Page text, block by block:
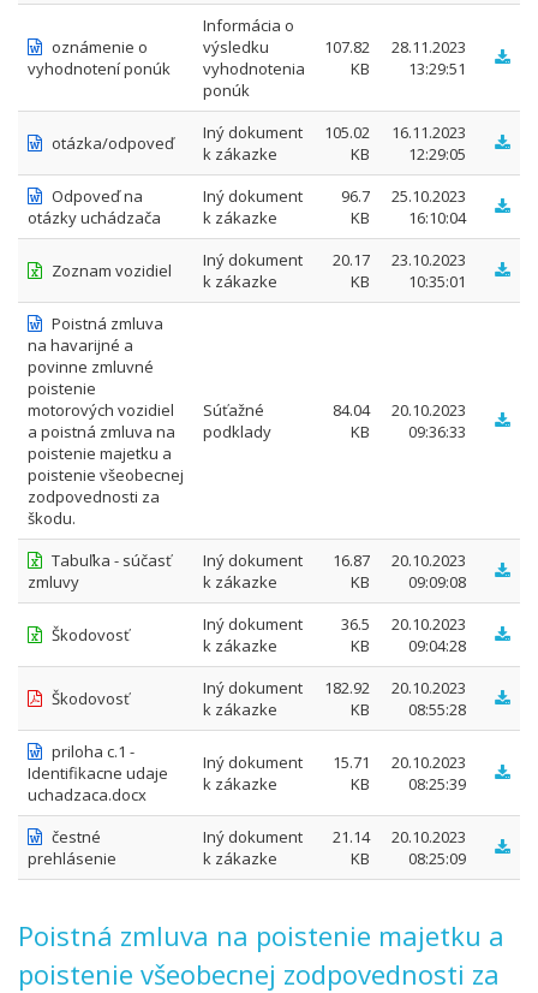
oznámenie o
vyhodnotení ponúk
Informácia o
výsledku
vyhodnotenia
ponúk
107.82
KB
28.11.2023
13:29:51
otázka/odpoveď
Iný dokument
k zákazke
105.02
KB
16.11.2023
12:29:05
Odpoveď na
otázky uchádzača
Iný dokument
k zákazke
96.7
KB
25.10.2023
16:10:04
Zoznam vozidiel
Iný dokument
k zákazke
20.17
KB
23.10.2023
10:35:01
Poistná zmluva
na havarijné a
povinne zmluvné
poistenie
motorových vozidiel
a poistná zmluva na
poistenie majetku a
poistenie všeobecnej
zodpovednosti za
škodu.
Súťažné
podklady
84.04
KB
20.10.2023
09:36:33
Tabuľka - súčasť
zmluvy
Iný dokument
k zákazke
16.87
KB
20.10.2023
09:09:08
Škodovosť
Iný dokument
k zákazke
36.5
KB
20.10.2023
09:04:28
Škodovosť
Iný dokument
k zákazke
182.92
KB
20.10.2023
08:55:28
priloha c.1 -
Identifikacne udaje
uchadzaca.docx
Iný dokument
k zákazke
15.71
KB
20.10.2023
08:25:39
čestné
prehlásenie
Iný dokument
k zákazke
21.14
KB
20.10.2023
08:25:09
Poistná zmluva na poistenie majetku a
poistenie všeobecnej zodpovednosti za